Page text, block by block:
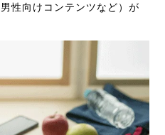
性向けコンテンツなど）が